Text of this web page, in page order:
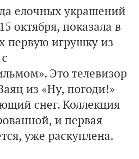
елочных украшений
октября, показала в
первую игрушку из
Это телевизор
из «Ну, погоди!»
снег. Коллекция
и первая
уже раскуплена.